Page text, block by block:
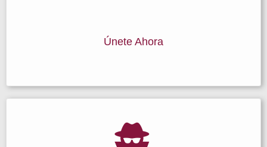
Únete Ahora